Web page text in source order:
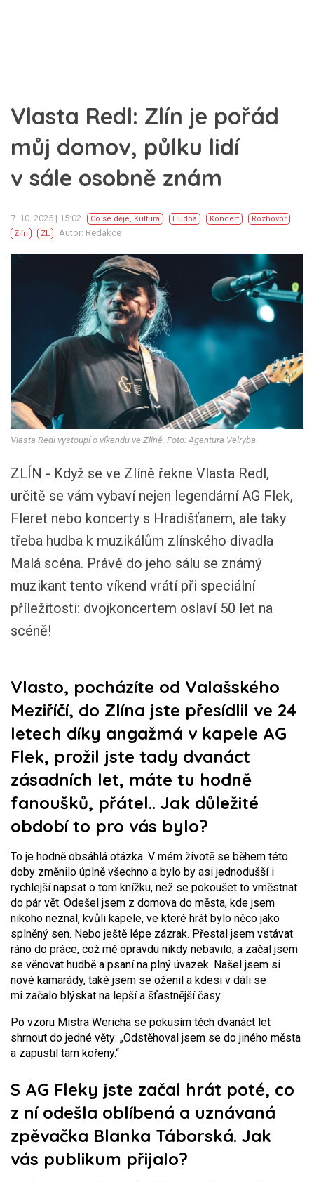
Vlasta Redl: Zlín je pořád
můj domov, půlku lidí
v sále osobně znám
7. 10. 2025 | 15:02 Co se děje, Kultura Hudba Koncert
Rozhovor
Zlín
ZL Autor: Redakce
Vlasta Redl vystoupí o víkendu ve Zlíně. Foto: Agentura Velryba
ZLÍN - Když se ve Zlíně řekne Vlasta Redl,
určitě se vám vybaví nejen legendární AG Flek,
Fleret nebo koncerty s Hradišťanem, ale taky
třeba hudba k muzikálům zlínského divadla
Malá scéna. Právě do jeho sálu se známý
muzikant tento víkend vrátí při speciální
příležitosti: dvojkoncertem oslaví 50 let na
scéně!
Vlasto, pocházíte od Valašského
Meziříčí, do Zlína jste přesídlil ve 24
letech díky angažmá v kapele AG
Flek, prožil jste tady dvanáct
zásadních let, máte tu hodně
fanoušků, přátel.. Jak důležité
období to pro vás bylo?
To je hodně obsáhlá otázka. V mém životě se během této
doby změnilo úplně všechno a bylo by asi jednodušší i
rychlejší napsat o tom knížku, než se pokoušet to vměstnat
do pár vět. Odešel jsem z domova do města, kde jsem
nikoho neznal, kvůli kapele, ve které hrát bylo něco jako
splněný sen. Nebo ještě lépe zázrak. Přestal jsem vstávat
ráno do práce, což mě opravdu nikdy nebavilo, a začal jsem
se věnovat hudbě a psaní na plný úvazek. Našel jsem si
nové kamarády, také jsem se oženil a kdesi v dáli se
mi začalo blýskat na lepší a šťastnější časy.
Po vzoru Mistra Wericha se pokusím těch dvanáct let
shrnout do jedné věty: „Odstěhoval jsem se do jiného města
a zapustil tam kořeny.“
S AG Fleky jste začal hrát poté, co
z ní odešla oblíbená a uznávaná
zpěvačka Blanka Táborská. Jak
vás publikum přijalo?